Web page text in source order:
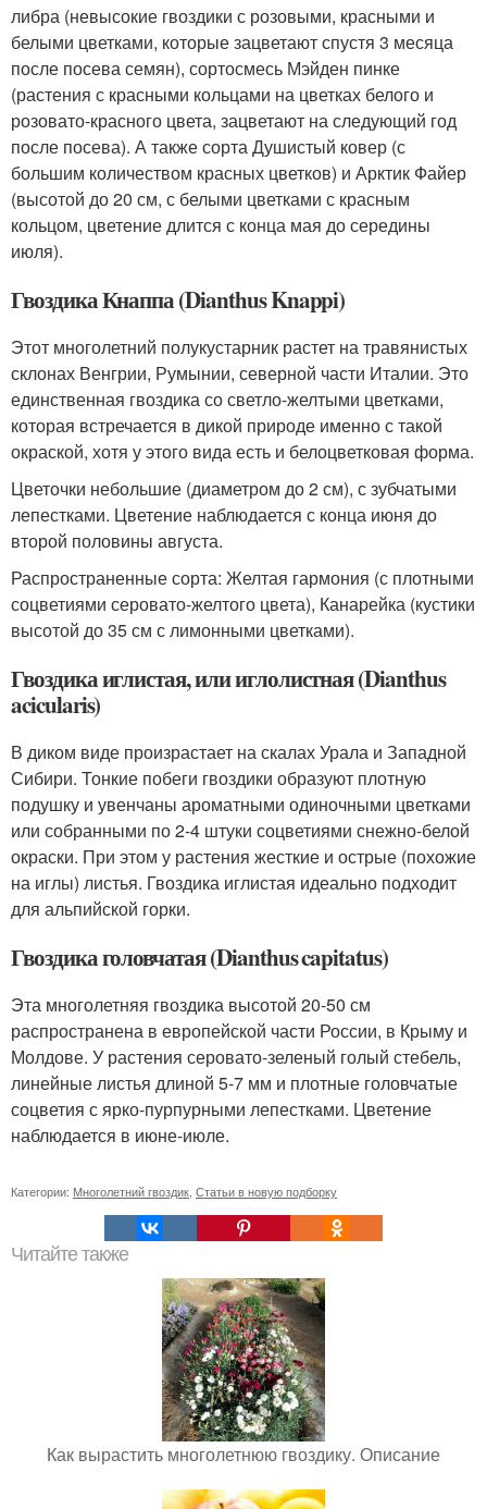
либра (невысокие гвоздики с розовыми, красными и
белыми цветками, которые зацветают спустя 3 месяца
после посева семян), сортосмесь Мэйден пинке
(растения с красными кольцами на цветках белого и
розовато-красного цвета, зацветают на следующий год
после посева). А также сорта Душистый ковер (с
большим количеством красных цветков) и Арктик Файер
(высотой до 20 см, с белыми цветками с красным
кольцом, цветение длится с конца мая до середины
июля).
Гвоздика Кнаппа (Dianthus Knappi)
Этот многолетний полукустарник растет на травянистых
склонах Венгрии, Румынии, северной части Италии. Это
единственная гвоздика со светло-желтыми цветками,
которая встречается в дикой природе именно с такой
окраской, хотя у этого вида есть и белоцветковая форма.
Цветочки небольшие (диаметром до 2 см), с зубчатыми
лепестками. Цветение наблюдается с конца июня до
второй половины августа.
Распространенные сорта: Желтая гармония (с плотными
соцветиями серовато-желтого цвета), Канарейка (кустики
высотой до 35 см с лимонными цветками).
Гвоздика иглистая, или иглолистная (Dianthus
acicularis)
В диком виде произрастает на скалах Урала и Западной
Сибири. Тонкие побеги гвоздики образуют плотную
подушку и увенчаны ароматными одиночными цветками
или собранными по 2-4 штуки соцветиями снежно-белой
окраски. При этом у растения жесткие и острые (похожие
на иглы) листья. Гвоздика иглистая идеально подходит
для альпийской горки.
Гвоздика головчатая (Dianthus capitatus)
Эта многолетняя гвоздика высотой 20-50 см
распространена в европейской части России, в Крыму и
Молдове. У растения серовато-зеленый голый стебель,
линейные листья длиной 5-7 мм и плотные головчатые
соцветия с ярко-пурпурными лепестками. Цветение
наблюдается в июне-июле.
Категории: Многолетний гвоздик, Статьи в новую подборку
Читайте также
Как вырастить многолетнюю гвоздику. Описание